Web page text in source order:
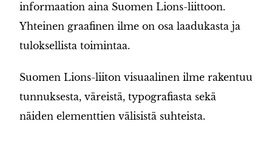
informaation aina Suomen Lions-liittoon.
Yhteinen graafinen ilme on osa laadukasta ja
tuloksellista toimintaa.
Suomen Lions-liiton visuaalinen ilme rakentuu
tunnuksesta, väreistä, typografiasta sekä
näiden elementtien välisistä suhteista.